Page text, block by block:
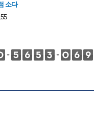
소다